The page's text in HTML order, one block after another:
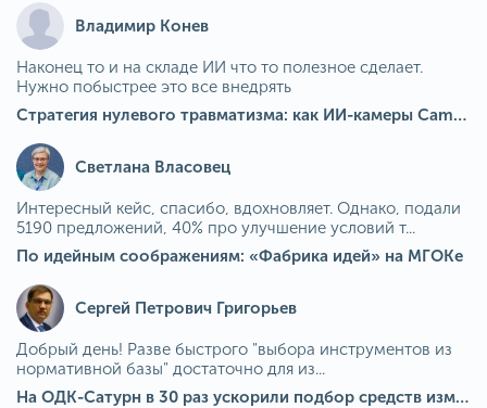
Владимир Конев
Наконец то и на складе ИИ что то полезное сделает.
Нужно побыстрее это все внедрять
Стратегия нулевого травматизма: как ИИ-камеры Camkord снижают риск наезда на пешехода при работе на погрузчике
Светлана Власовец
Интересный кейс, спасибо, вдохновляет. Однако, подали
5190 предложений, 40% про улучшение условий т...
По идейным соображениям: «Фабрика идей» на МГОКе
Сергей Петрович Григорьев
Добрый день! Разве быстрого "выбора инструментов из
нормативной базы" достаточно для из...
На ОДК-Сатурн в 30 раз ускорили подбор средств измерения для контроля качества продукции